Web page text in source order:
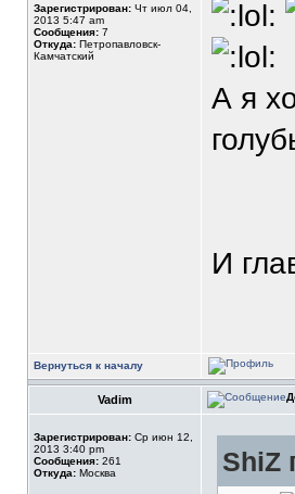
Зарегистрирован: Чт июл 04,
2013 5:47 am
Сообщения: 7
Откуда: Петропавловск-
Камчатский
А я
И
Вернуться к началу
Vadim
Зарегистрирован: Ср июн 12,
2013 3:40 pm
Сообщения: 261
Откуда: Москва ShiZ